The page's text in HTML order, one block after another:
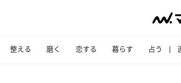
整える 磨く 恋する 暮らす 占う